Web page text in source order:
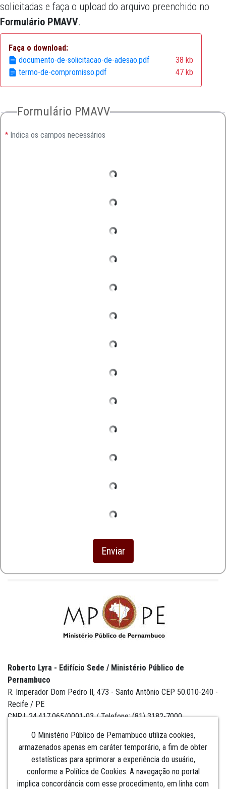
solicitadas e faça o upload do arquivo preenchido no
Formulário PMAVV.
Faça o download:
documento-de-solicitacao-de-adesao.pdf
38 kb
termo-de-compromisso.pdf
47 kb
Formulário PMAVV
Indica os campos necessários
Enviar
O Ministério Público de Pernambuco utiliza cookies,
armazenados apenas em caráter temporário, a fim de obter
estatísticas para aprimorar a experiência do usuário,
conforme a Política de Cookies. A navegação no portal
implica concordância com esse procedimento, em linha com
Roberto Lyra - Edifício Sede / Ministério Público de
Pernambuco
R. Imperador Dom Pedro II, 473 - Santo Antônio CEP 50.010-240 -
Recife / PE
CNPJ: 24.417.065/0001-03 / Telefone: (81) 3182-7000
Institucional